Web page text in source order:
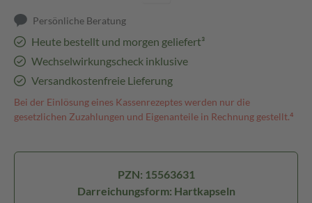
Persönliche Beratung
Heute bestellt und morgen geliefert³
Wechselwirkungscheck inklusive
Versandkostenfreie Lieferung
Bei der Einlösung eines Kassenrezeptes werden nur die
gesetzlichen Zuzahlungen und Eigenanteile in Rechnung gestellt.⁴
PZN: 15563631
Darreichungsform: Hartkapseln